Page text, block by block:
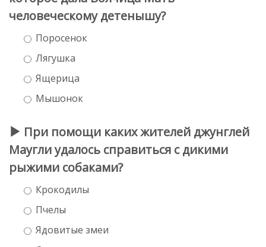
человеческому детенышу?
Поросенок
Лягушка
Ящерица
Мышонок
При помощи каких жителей джунглей
Маугли удалось справиться с дикими
рыжими собаками?
Крокодилы
Пчелы
Ядовитые змеи